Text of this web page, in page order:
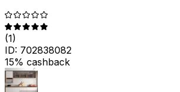
(1)
ID: 702838082
15% cashback